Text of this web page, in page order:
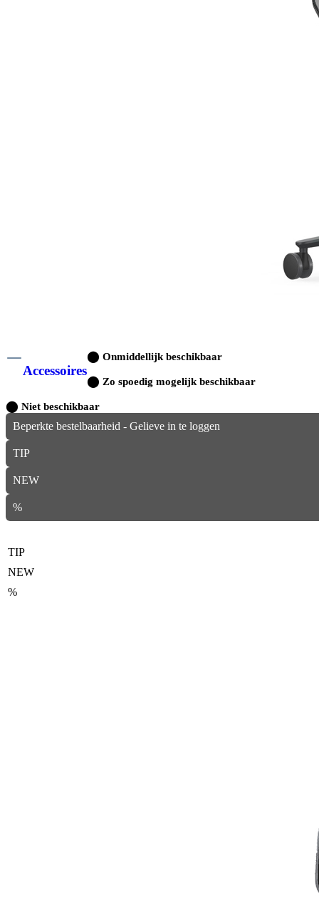
Accessoires
⬤ Onmiddellijk beschikbaar
⬤ Zo spoedig mogelijk beschikbaar
⬤ Niet beschikbaar
Beperkte bestelbaarheid - Gelieve in te loggen
TIP
NEW
%
TIP
NEW
%